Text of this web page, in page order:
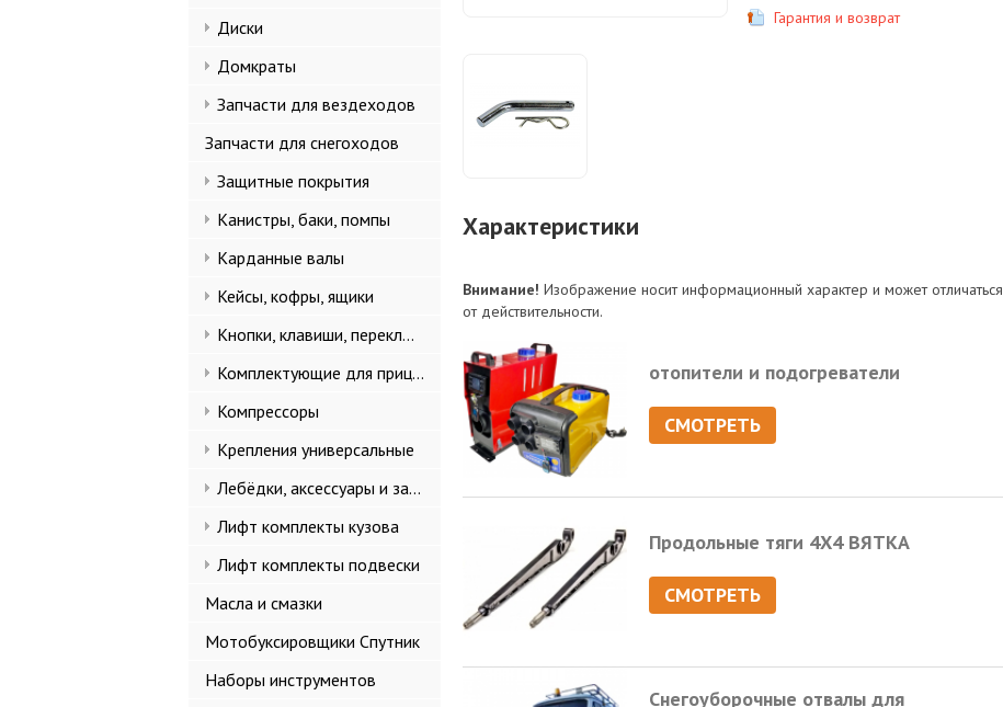
Диски
Домкраты
Запчасти для вездеходов
Запчасти для снегоходов
Защитные покрытия
Канистры, баки, помпы
Карданные валы
Кейсы, кофры, ящики
Кнопки, клавиши, переключатели
Комплектующие для прицепов
Компрессоры
Крепления универсальные
Лебёдки, аксессуары и запчасти
Лифт комплекты кузова
Лифт комплекты подвески
Масла и смазки
Мотобуксировщики Спутник
Наборы инструментов
Гарантия и возврат
Характеристики
Внимание! Изображение носит информационный характер и может отличаться
от действительности.
отопители и подогреватели
СМОТРЕТЬ
Продольные тяги 4Х4 ВЯТКА
СМОТРЕТЬ
Снегоуборочные отвалы для